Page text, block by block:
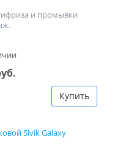
и промывки
Купить